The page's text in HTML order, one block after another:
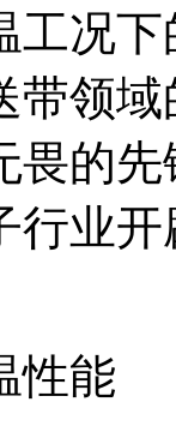
工况
带领
畏的
行业
性能